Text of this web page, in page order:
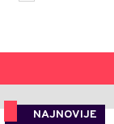
NAJNOVIJE